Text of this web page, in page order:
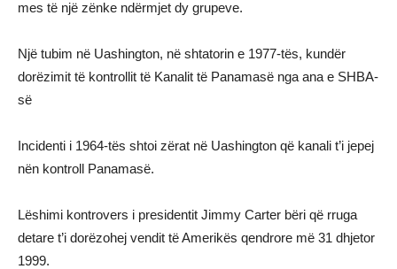
mes të një zënke ndërmjet dy grupeve.
Një tubim në Uashington, në shtatorin e 1977-tës, kundër
dorëzimit të kontrollit të Kanalit të Panamasë nga ana e SHBA-
së
Incidenti i 1964-tës shtoi zërat në Uashington që kanali t’i jepej
nën kontroll Panamasë.
Lëshimi kontrovers i presidentit Jimmy Carter bëri që rruga
detare t’i dorëzohej vendit të Amerikës qendrore më 31 dhjetor
1999.